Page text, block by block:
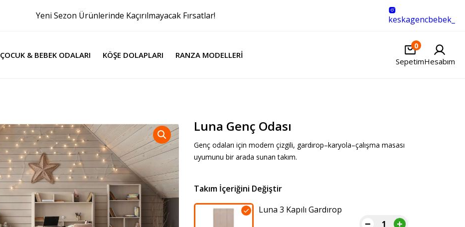
Yeni Sezon Ürünlerinde Kaçırılmayacak Fırsatlar! keskagencbebek_
ÇOCUK & BEBEK ODALARI KÖŞE DOLAPLARI RANZA MODELLERI
0
SepetimHesabım
Luna Genç Odası
Genç odaları için modern çizgili, gardırop–karyola–çalışma masası
uyumunu bir arada sunan takım.
+
−
Luna 3 Kapılı Gardırop